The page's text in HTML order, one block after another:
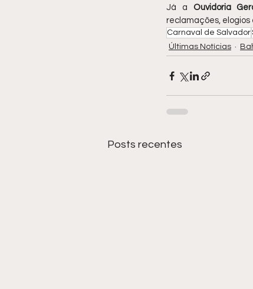
Já a Ouvidoria
reclamações,
Carnaval de Salvador
Últimas Notícias
Posts recentes